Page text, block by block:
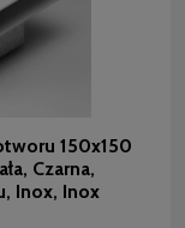
150x150
Czarna,
Inox, Inox